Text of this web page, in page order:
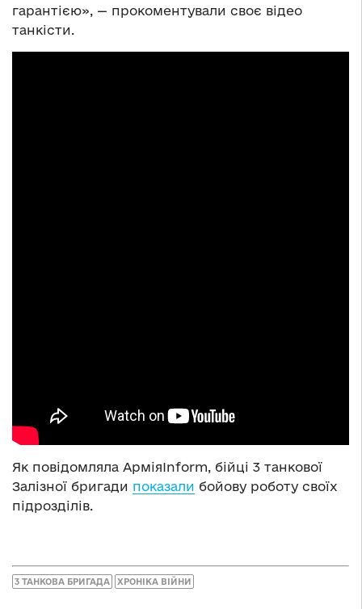
гарантією», — прокоментували своє відео
танкісти.
Як повідомляла АрміяInform, бійці 3 танкової
Залізної бригади показали бойову роботу своїх
підрозділів.
3 ТАНКОВА БРИГАДА ХРОНІКА ВІЙНИ